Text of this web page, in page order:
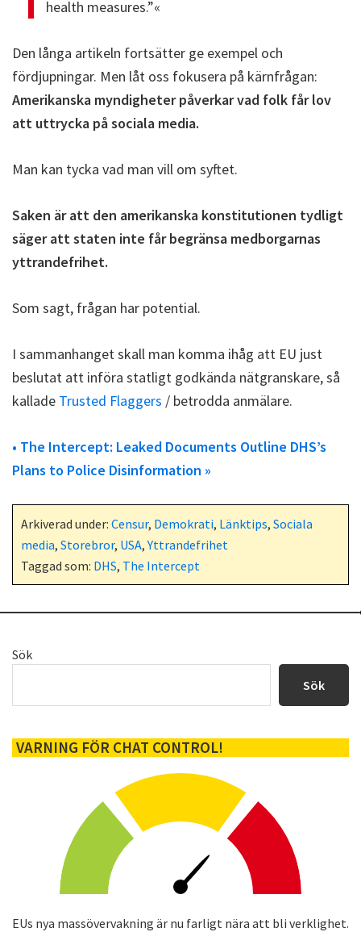
health measures.”«
Den långa artikeln fortsätter ge exempel och
fördjupningar. Men låt oss fokusera på kärnfrågan:
Amerikanska myndigheter påverkar vad folk får lov
att uttrycka på sociala media.
Man kan tycka vad man vill om syftet.
Saken är att den amerikanska konstitutionen tydligt
säger att staten inte får begränsa medborgarnas
yttrandefrihet.
Som sagt, frågan har potential.
I sammanhanget skall man komma ihåg att EU just
beslutat att införa statligt godkända nätgranskare, så
kallade Trusted Flaggers / betrodda anmälare.
• The Intercept: Leaked Documents Outline DHS’s
Plans to Police Disinformation »
Arkiverad under: Censur, Demokrati, Länktips, Sociala
media, Storebror, USA,Yttrandefrihet
Taggad som: DHS, The Intercept
Primärt
Sök
Sök
VARNING FÖR CHAT CONTROL!
EUs nya massövervakning är nu farligt nära att bli verklighet.